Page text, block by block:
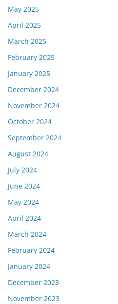
May 2025
April 2025
March 2025
February 2025
January 2025
December 2024
November 2024
October 2024
September 2024
August 2024
July 2024
June 2024
May 2024
April 2024
March 2024
February 2024
January 2024
December 2023
November 2023